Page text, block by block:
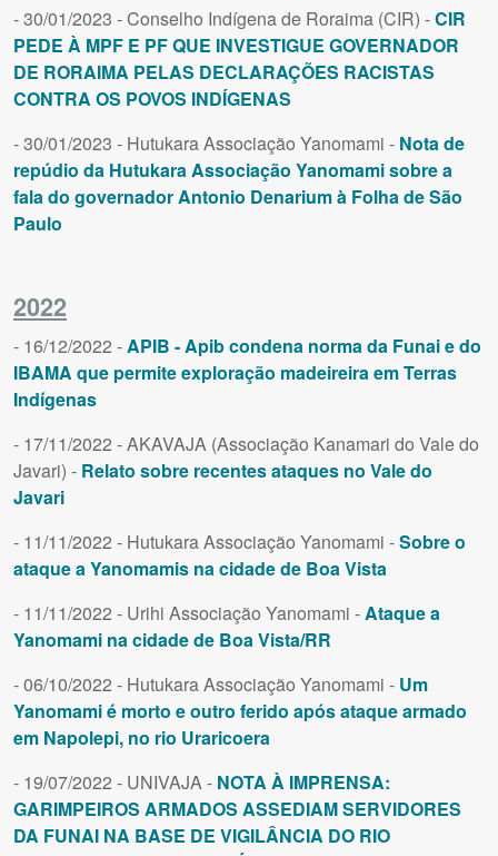
- 30/01/2023 - Conselho Indígena de Roraima (CIR) -CIR
PEDE À MPF E PF QUE INVESTIGUE GOVERNADOR
DE RORAIMA PELAS DECLARAÇÕES RACISTAS
CONTRA OS POVOS INDÍGENAS
- 30/01/2023 - Hutukara Associação Yanomami - Nota de
repúdio da Hutukara Associação Yanomami sobre a
fala do governador Antonio Denarium à Folha de São
Paulo
2022
- 16/12/2022 - APIB - Apib condena norma da Funai e do
IBAMA que permite exploração madeireira em Terras
Indígenas
- 17/11/2022 - AKAVAJA (Associação Kanamari do Vale do
Javari) - Relato sobre recentes ataques no Vale do
Javari
- 11/11/2022 - Hutukara Associação Yanomami -Sobre o
ataque a Yanomamis na cidade de Boa Vista
- 11/11/2022 - Urihi Associação Yanomami - Ataque a
Yanomami na cidade de Boa Vista/RR
- 06/10/2022 - Hutukara Associação Yanomami - Um
Yanomami é morto e outro ferido após ataque armado
em Napolepi, no rio Uraricoera
- 19/07/2022 - UNIVAJA - NOTA À IMPRENSA:
GARIMPEIROS ARMADOS ASSEDIAM SERVIDORES
DA FUNAI NA BASE DE VIGILÂNCIA DO RIO